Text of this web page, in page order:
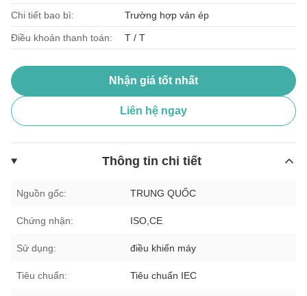
Chi tiết bao bì: Trường hợp ván ép
Điều khoản thanh toán: T / T
Nhận giá tốt nhất
Liên hệ ngay
Thông tin chi tiết
Nguồn gốc: TRUNG QUỐC
Chứng nhận: ISO,CE
Sử dụng: điều khiển máy
Tiêu chuẩn: Tiêu chuẩn IEC